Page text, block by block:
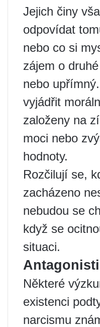
Jejich činy
odpovídat
nebo co si
zájem o
nebo
vyjádřit
založeny na
moci nebo
hodnoty.
Rozčilují se,
zacházeno
nebudou se
když se
situaci.
Některé
existenci
narcismu